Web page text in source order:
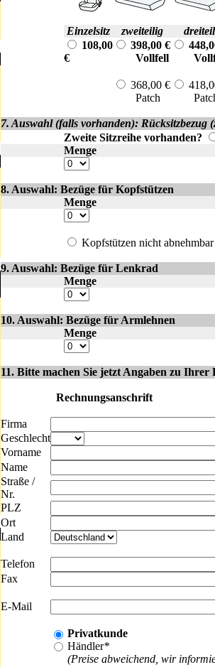
Einzelsitz zweiteilig
108,00
€
398,00 €
Vollfell
368,00 €
Patch
7. Auswahl (falls vorhanden): Rücksitzbezug
Zweite Sitzreihe vorhanden?
Menge
8. Auswahl: Bezüge für Kopfstützen
Menge
Kopfstützen nicht
9. Auswahl: Bezüge für Lenkrad
Menge
10. Auswahl: Bezüge für Armlehnen
Menge
11. Bitte machen Sie jetzt Angaben zu Ihrer
Rechnungsanschrift
Firma
Geschlecht
Vorname
Name
Straße /
Nr.
PLZ
Ort
Land
Telefon
Fax
E-Mail
Privatkunde
Händler*
(Preise abweichend, wir